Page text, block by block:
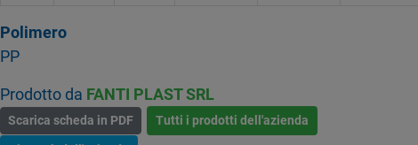
Polimero
PP
Prodotto da FANTI PLAST SRL
Scarica scheda in PDF Tutti i prodotti dell'azienda